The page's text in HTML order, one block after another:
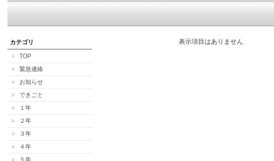
カテゴリ
TOP
緊急連絡
お知らせ
できごと
１年
２年
３年
４年
５年
表示項目はありません